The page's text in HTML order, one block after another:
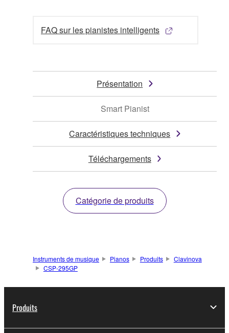
FAQ sur les pianistes intelligents
Présentation
Smart Pianist
Caractéristiques techniques
Téléchargements
Catégorie de produits
Instruments de musique Pianos Produits
Clavinova
CSP-295GP
Produits